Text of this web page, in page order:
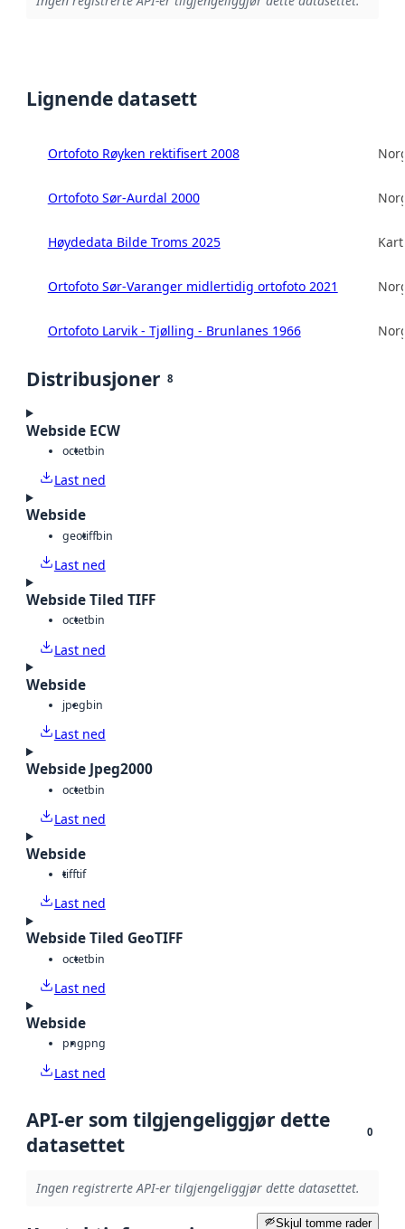
Lignende datasett
Ortofoto Røyken rektifisert 2008
Ortofoto Sør-Aurdal 2000
Høydedata Bilde Troms 2025
Ortofoto Sør-Varanger midlertidig ortofoto 2021
Ortofoto Larvik - Tjølling - Brunlanes 1966
Distribusjoner 8
Webside ECW
octetbin
Last ned
Webside
geotiffbin
Last ned
Webside Tiled TIFF
octetbin
Last ned
Webside
jpegbin
Last ned
Webside Jpeg2000
octetbin
Last ned
Webside
tifftif
Last ned
Webside Tiled GeoTIFF
octetbin
Last ned
Webside
pngpng
Last ned
API-er som tilgjengeliggjør dette
datasettet
0
Ingen registrerte API-er tilgjengeliggjør dette datasettet.
Skjul tomme rader